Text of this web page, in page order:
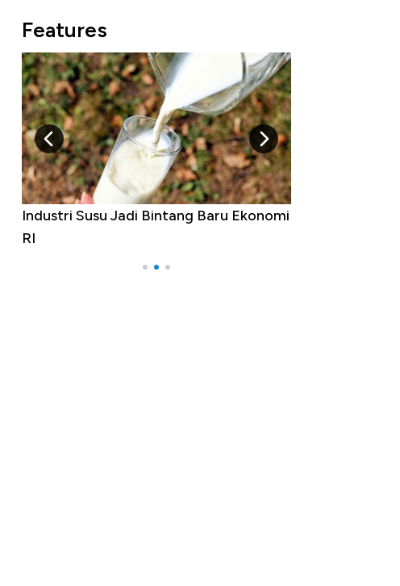
Features
Industri Susu Jadi Bintang Baru Ekonomi
RI